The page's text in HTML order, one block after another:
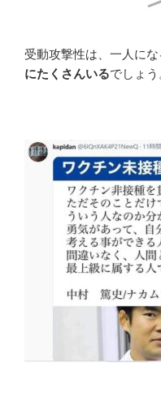
受動攻撃性は、一人に
にたくさんいるでしょう